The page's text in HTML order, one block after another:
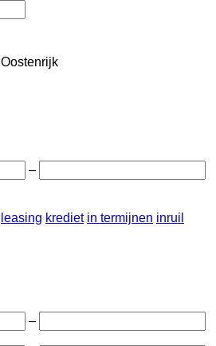
Oostenrijk
–
leasing krediet in termijnen inruil
–